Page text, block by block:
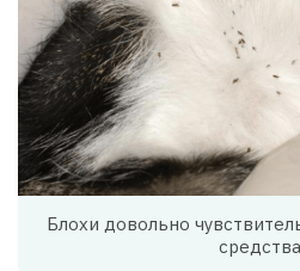
Блохи довольно